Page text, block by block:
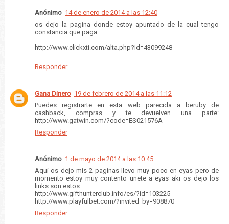
Anónimo 14 de enero de 2014 a las 12:40
os dejo la pagina donde estoy apuntado de la cual tengo
constancia que paga:
http://www.clickxti.com/alta.php?Id=43099248
Responder
Gana Dinero 19 de febrero de 2014 a las 11:12
Puedes registrarte en esta web parecida a beruby de
cashback, compras y te devuelven una parte:
http://www.gatwin.com/?code=ES021576A
Responder
Anónimo 1 de mayo de 2014 a las 10:45
Aquí os dejo mis 2 paginas llevo muy poco en eyas pero de
momento estoy muy contento unete a eyas aki os dejo los
links son estos
http://www.gifthunterclub.info/es/?id=103225
http://www.playfulbet.com/?invited_by=908870
Responder